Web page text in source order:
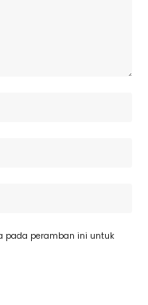
pada peramban ini untuk